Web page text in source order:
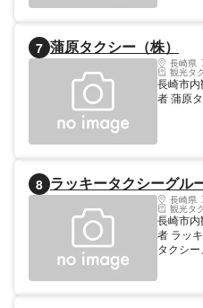
7 蒲原タクシー（株）
長崎県
観光タ
長崎市
者 蒲原
8 ラッキータクシーグル
長崎県
観光タ
長崎市
者 ラッ
タクシ